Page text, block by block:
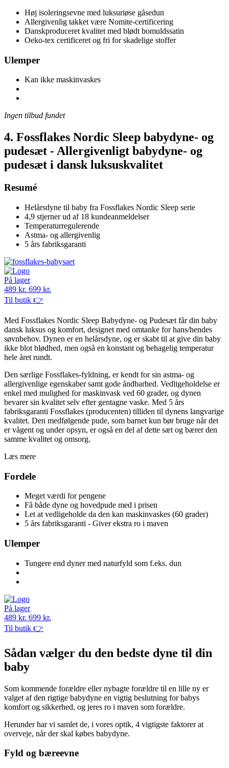
Høj isoleringsevne med luksuriøse gåsedun
Allergivenlig takket være Nomite-certificering
Danskproduceret kvalitet med blødt bomuldssatin
Oeko-tex certificeret og fri for skadelige stoffer
Ulemper
Kan ikke maskinvaskes
Ingen tilbud fundet
4. Fossflakes Nordic Sleep babydyne- og
pudesæt - Allergivenligt babydyne- og
pudesæt i dansk luksuskvalitet
Resumé
Helårsdyne til baby fra Fossflakes Nordic Sleep serie
4,9 stjerner ud af 18 kundeanmeldelser
Temperaturregulerende
Astma- og allergivenlig
5 års fabriksgaranti
På lager
489 kr. 699 kr.
Til butik 👉
Med Fossflakes Nordic Sleep Babydyne- og Pudesæt får din baby
dansk luksus og komfort, designet med omtanke for hans/hendes
søvnbehov. Dynen er en helårsdyne, og er skabt til at give din baby
ikke blot blødhed, men også en konstant og behagelig temperatur
hele året rundt.
Den særlige Fossflakes-fyldning, er kendt for sin astma- og
allergivenlige egenskaber samt gode åndbarhed. Vedligeholdelse er
enkel med mulighed for maskinvask ved 60 grader, og dynen
bevarer sin kvalitet selv efter gentagne vaske. Med 5 års
fabriksgaranti Fossflakes (producenten) tilliden til dynens langvarige
kvalitet. Den medfølgende pude, som barnet kun bør bruge når det
er vågent og under opsyn, er også en del af dette sæt og bærer den
samme kvalitet og omsorg.
Læs mere
Fordele
Meget værdi for pengene
Få både dyne og hovedpude med i prisen
Let at vedligeholde da den kan maskinvaskes (60 grader)
5 års fabriksgaranti - Giver ekstra ro i maven
Ulemper
Tungere end dyner med naturfyld som f.eks. dun
På lager
489 kr. 699 kr.
Til butik 👉
Sådan vælger du den bedste dyne til din
baby
Som kommende forældre eller nybagte forældre til en lille ny er
valget af den rigtige babydyne en vigtig beslutning for babys
komfort og sikkerhed, og jeres ro i maven som forældre.
Herunder har vi samlet de, i vores optik, 4 vigtigste faktorer at
overveje, når der skal købes babydyne.
Fyld og bæreevne